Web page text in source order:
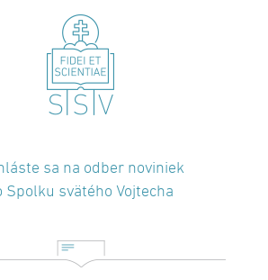
sa na odber noviniek
Spolku svätého Vojtecha